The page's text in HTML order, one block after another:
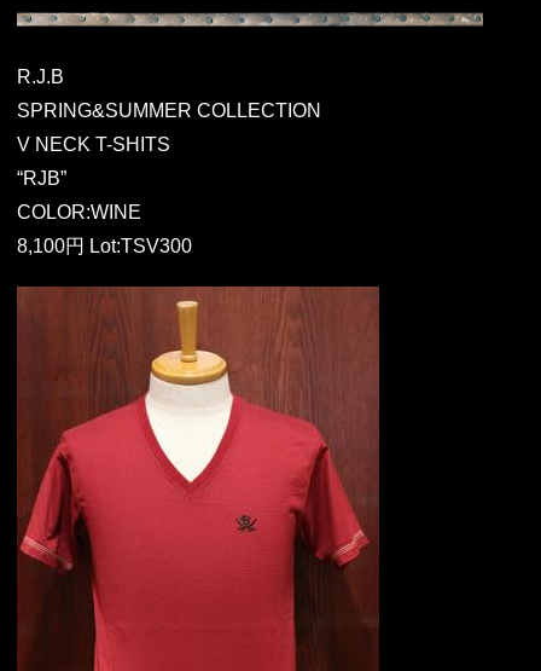
R.J.B
SPRING&SUMMER COLLECTION
V NECK T-SHITS
“RJB”
COLOR:WINE
8,100円 Lot:TSV300